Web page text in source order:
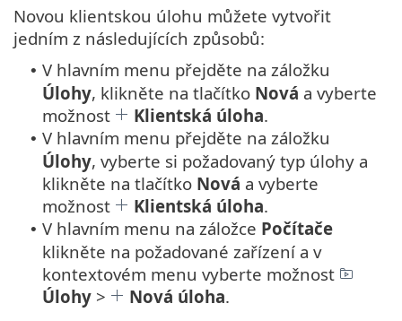
Novou klientskou úlohu můžete vytvořit
jedním z následujících způsobů:
• V hlavním menu přejděte na záložku
Úlohy, klikněte na tlačítko Nová a vyberte
možnost
Klientská úloha.
• V hlavním menu přejděte na záložku
Úlohy, vyberte si požadovaný typ úlohy a
klikněte na tlačítko Nová a vyberte
možnost
Klientská úloha.
• V hlavním menu na záložce Počítače
klikněte na požadované zařízení a v
kontextovém menu vyberte možnost
Úlohy > Nová úloha.